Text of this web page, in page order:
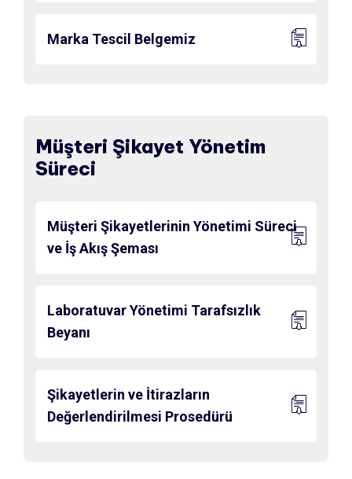
Marka Tescil Belgemiz
Müşteri Şikayet Yönetim
Süreci
Müşteri Şikayetlerinin Yönetimi Süreci
ve İş Akış Şeması
Laboratuvar Yönetimi Tarafsızlık
Beyanı
Şikayetlerin ve İtirazların
Değerlendirilmesi Prosedürü